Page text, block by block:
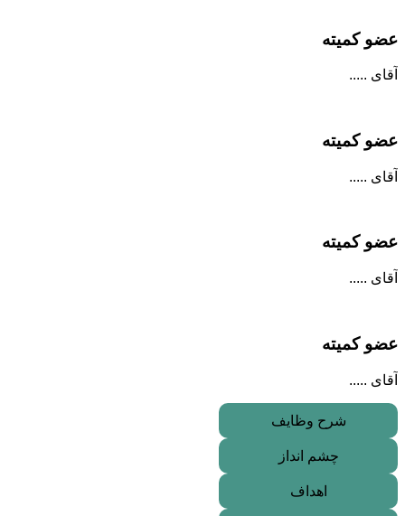
عضو کمیته
آقای .....
عضو کمیته
آقای .....
عضو کمیته
آقای .....
عضو کمیته
آقای .....
شرح وظایف
چشم انداز
اهداف